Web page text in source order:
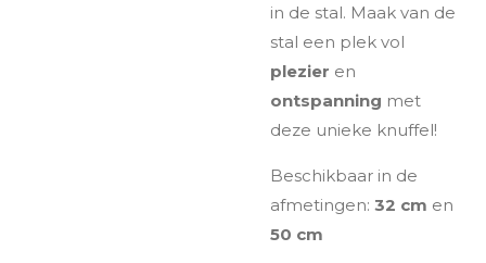
in de stal. Maak van de
stal een plek vol
plezier en
ontspanning met
deze unieke knuffel!
Beschikbaar in de
afmetingen: 32 cm en
50 cm